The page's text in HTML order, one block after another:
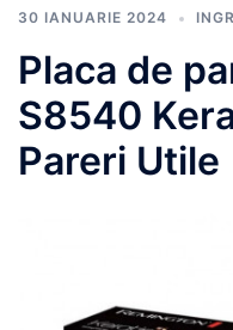
30 IANUARIE 2024
Placa de
S8540
Pareri Utile